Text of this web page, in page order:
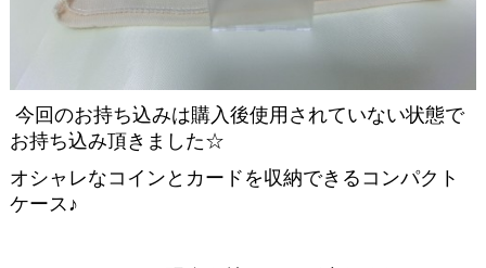
今回のお持ち込みは購入後使用されていない状態で
お持ち込み頂きました☆
オシャレなコインとカードを収納できるコンパクト
ケース♪